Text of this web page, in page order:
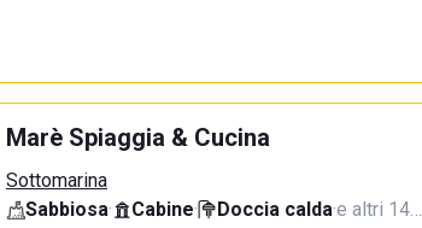
Marè Spiaggia & Cucina
Sottomarina
Sabbiosa· Cabine· Doccia calda·e altri 14…